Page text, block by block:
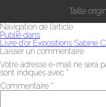
Taille
Navigation de l’article
Publié dans
Livre d’or Expositions Sabine
Laisser un commentaire
Votre adresse e-mail ne sera
sont indiqués avec *
Commentaire *